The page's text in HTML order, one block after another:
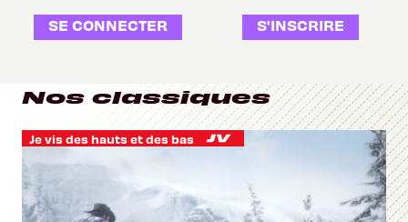
SE CONNECTER S'INSCRIRE
Nos classiques
Je vis des hauts et des bas